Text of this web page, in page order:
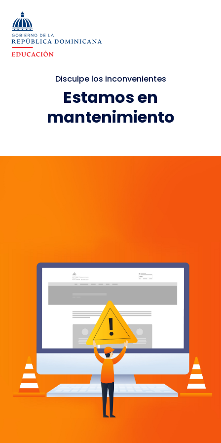
Disculpe los inconvenientes
Estamos en
mantenimiento